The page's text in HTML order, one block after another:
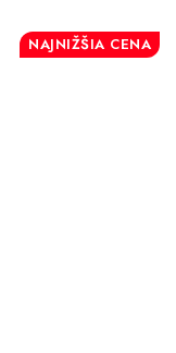
POTÁPANIE
NAJNIŽŠIA CENA